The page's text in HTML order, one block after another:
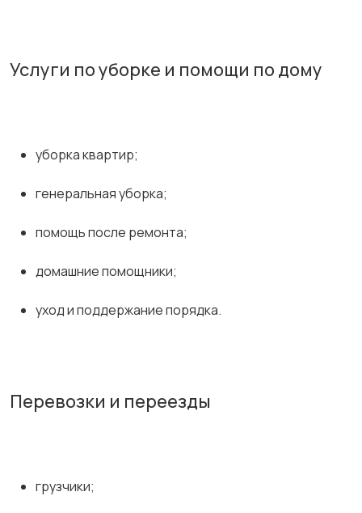
Услуги по уборке и помощи по дому
уборка квартир;
генеральная уборка;
помощь после ремонта;
домашние помощники;
уход и поддержание порядка.
Перевозки и переезды
грузчики;